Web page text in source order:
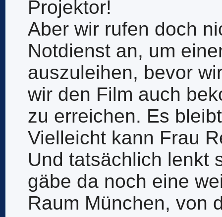
Projektor!
Aber wir rufen doch
Notdienst an, um
auszuleihen, bevor
wir den Film auch
zu erreichen. Es
Vielleicht kann Frau
Und tatsächlich lenkt
gäbe da noch eine
Raum München, von